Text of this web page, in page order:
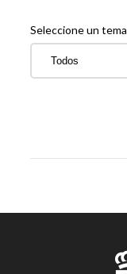
Seleccione un tema